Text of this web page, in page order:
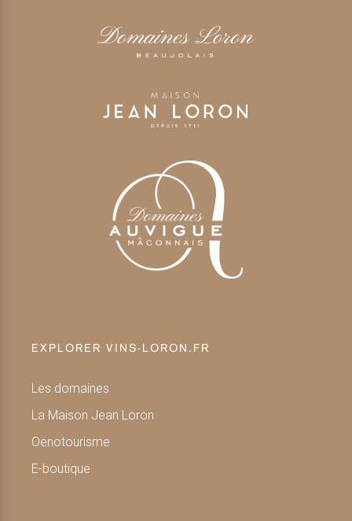
EXPLORER VINS-LORON.FR
Les domaines
La Maison Jean Loron
Oenotourisme
E-boutique